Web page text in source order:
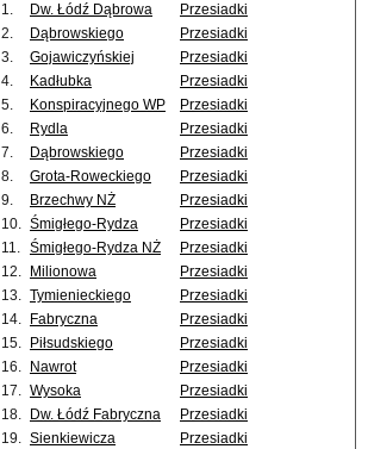
1.
Dw. Łódź Dąbrowa
Przesiadki
2. Dąbrowskiego
Przesiadki
3. Gojawiczyńskiej
Przesiadki
4. Kadłubka
Przesiadki
5. Konspiracyjnego WP
Przesiadki
6. Rydla
Przesiadki
7. Dąbrowskiego
Przesiadki
8. Grota-Roweckiego
Przesiadki
9. Brzechwy NŻ
Przesiadki
10. Śmigłego-Rydza
Przesiadki
11. Śmigłego-Rydza NŻ
Przesiadki
12. Milionowa
Przesiadki
13. Tymienieckiego
Przesiadki
14. Fabryczna
Przesiadki
15. Piłsudskiego
Przesiadki
16. Nawrot
Przesiadki
17. Wysoka
Przesiadki
18. Dw. Łódź Fabryczna
Przesiadki
19. Sienkiewicza
Przesiadki